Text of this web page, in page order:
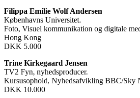
Filippa Emilie Wolf Andersen
Københavns Universitet.
Foto, Visuel kommunikation og digitale
Hong Kong
DKK 5.000
Trine Kirkegaard Jensen
TV2 Fyn, nyhedsproducer.
Kursusophold, Nyhedsafvikling BBC/Sky
DKK 10.000